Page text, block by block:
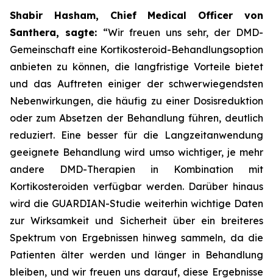
Shabir Hasham, Chief Medical Officer von
Santhera, sagte: “Wir freuen uns sehr, der DMD-
Gemeinschaft eine Kortikosteroid-Behandlungsoption
anbieten zu können, die langfristige Vorteile bietet
und das Auftreten einiger der schwerwiegendsten
Nebenwirkungen, die häufig zu einer Dosisreduktion
oder zum Absetzen der Behandlung führen, deutlich
reduziert. Eine besser für die Langzeitanwendung
geeignete Behandlung wird umso wichtiger, je mehr
andere DMD-Therapien in Kombination mit
Kortikosteroiden verfügbar werden. Darüber hinaus
wird die GUARDIAN-Studie weiterhin wichtige Daten
zur Wirksamkeit und Sicherheit über ein breiteres
Spektrum von Ergebnissen hinweg sammeln, da die
Patienten älter werden und länger in Behandlung
bleiben, und wir freuen uns darauf, diese Ergebnisse